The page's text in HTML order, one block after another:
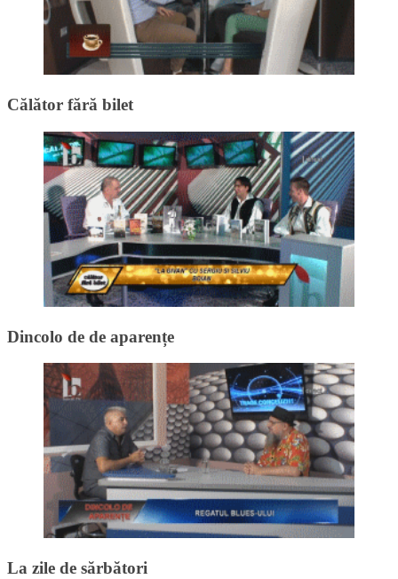
Călător fără bilet
Dincolo de de aparențe
La zile de sărbători